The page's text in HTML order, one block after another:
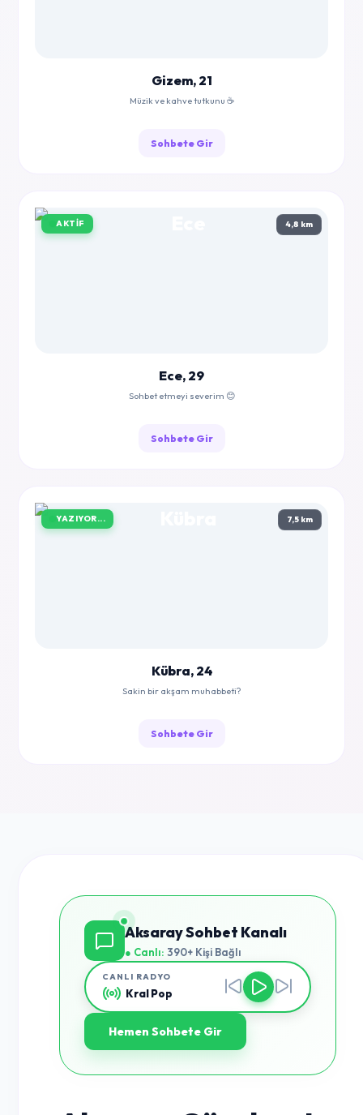
Gizem, 21
Müzik ve kahve tutkunu ☕
Sohbete Gir
AKTIF 4,8 km
Ece, 29
Sohbet etmeyi severim 😊
Sohbete Gir
YAZIYOR... 7,5 km
Kübra, 24
Sakin bir akşam muhabbeti?
Sohbete Gir
Aksaray Sohbet Kanalı
● Canlı: 390+ Kişi Bağlı
CANLI RADYO
Kral Pop
Hemen Sohbete Gir